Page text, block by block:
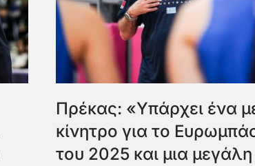
Πρέκας: «Υπάρχει ένα
κίνητρο για το
του 2025 και μια μεγάλη